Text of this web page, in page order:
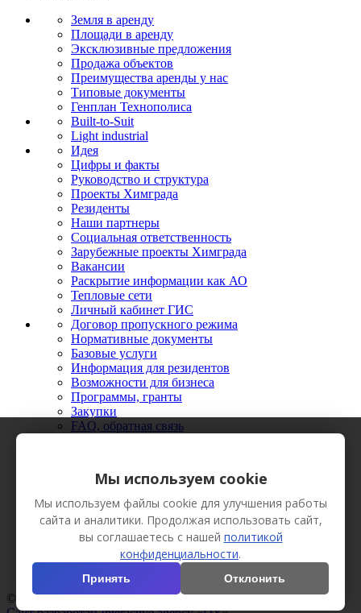
Земля в аренду
Площади в аренду
Эксклюзивные предложения
Продажа объектов
Преимущества аренды у нас
Типовые документы
Генплан Технополиса
Built-to-Suit
Light industrial
Идея
Цифры и факты
Руководство и структура
Проекты Химграда
Резиденты
Наши партнеры
Социальная ответственность
Зарубежные проекты Химграда
Вакансии
Раскрытие информации как АО
Тепловые сети
Личный кабинет ГИС
Договор пропускного режима
Нормативные документы
Базовые услуги
Информация для резидентов
Возможности для бизнеса
Программы, гранты
Закупки
FAQ, обратная связь
Видео
Вестник Химграда
Сотрудничество
Пресс-кит
© АО «Технополис «Химград», 2013 Все права защищены.
Мы используем cookie
Мы используем файлы cookie для улучшения работы
сайта и аналитики. Продолжая использовать сайт,
вы соглашаетесь с нашей политикой
конфиденциальности.
Принять Отклонить